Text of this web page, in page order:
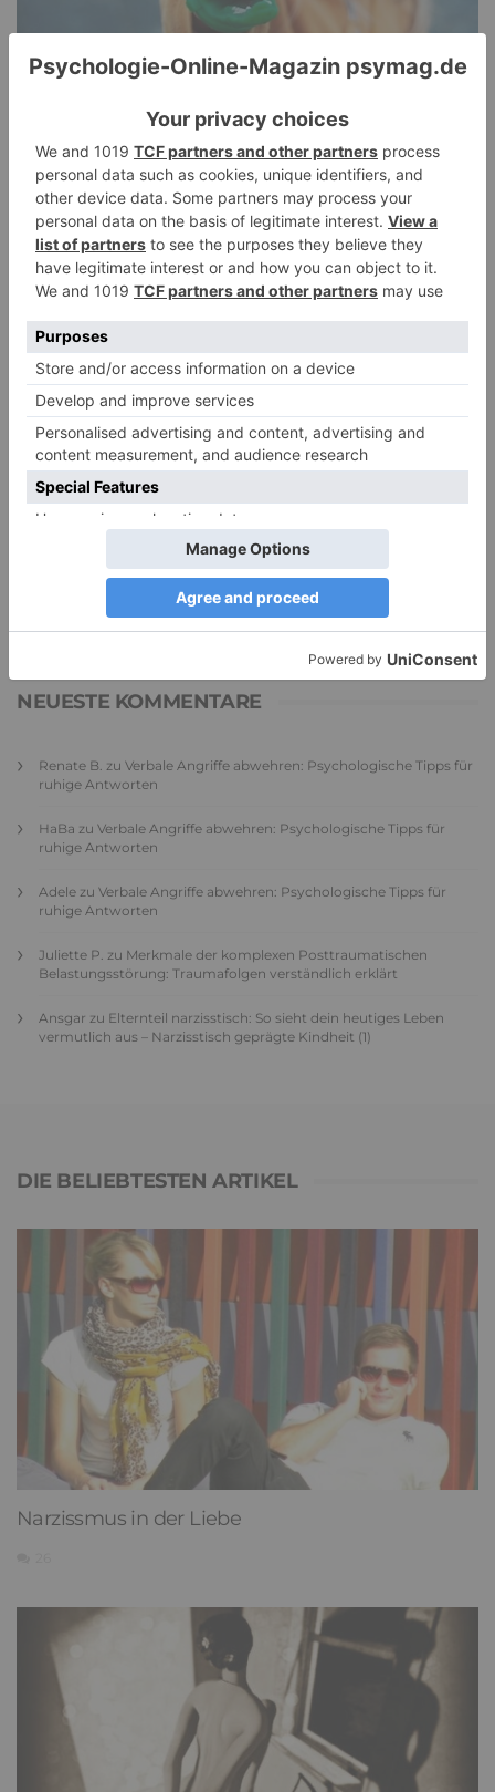
Pathological Demand Avoidance: Umgang mit
PANDA-Kindern – Kinder mit starkem
Autonomiebedürfnis (2)
15. Juli 2026 0
PDA Autismus: Merkmale und Umgang mit
PANDA-Kindern – Kinder mit starkem
Autonomiebedürfnis (1)
NEUESTE KOMMENTARE
Renate B. zu Verbale Angriffe abwehren: Psychologische Tipps für
ruhige Antworten
HaBa zu Verbale Angriffe abwehren: Psychologische Tipps für
ruhige Antworten
Adele zu Verbale Angriffe abwehren: Psychologische Tipps für
ruhige Antworten
Juliette P. zu Merkmale der komplexen Posttraumatischen
Belastungsstörung: Traumafolgen verständlich erklärt
Ansgar zu Elternteil narzisstisch: So sieht dein heutiges Leben
vermutlich aus – Narzisstisch geprägte Kindheit (1)
DIE BELIEBTESTEN ARTIKEL
Narzissmus in der Liebe